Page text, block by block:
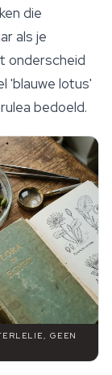
die
als je
onderscheid
'blauwe lotus'
bedoeld.
GEEN